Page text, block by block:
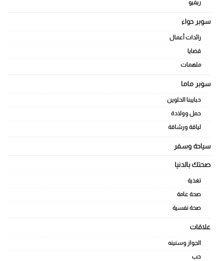
ريفيو
سوبر حواء
رائدات أعمال
قضايا
ملهمات
سوبر ماما
حبايبنا الحلوين
حمل وولادة
لياقة ورشاقة
سياحة وسفر
صحتك بالدنيا
تغذية
صحة عامة
صحة نفسية
علاقات
الجواز وسنينه
حب